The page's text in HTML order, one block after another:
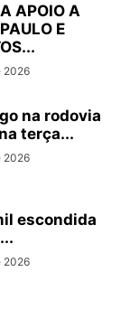
APOIO A
E
2026
na rodovia
terça...
2026
escondida
2026